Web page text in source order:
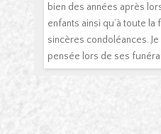
bien des années après
enfants ainsi qu’à toute
sincères condoléances.
pensée lors de ses